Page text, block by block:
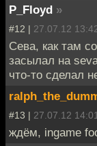
P_Floyd »
#12 | 27.07.12
Сева, как там
засылал на
что-то сделал
#13 | 27.07.12
ждём, ingame